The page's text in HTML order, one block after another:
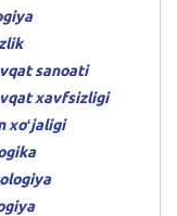
sanoati
xavfsizligi
xoʻjaligi